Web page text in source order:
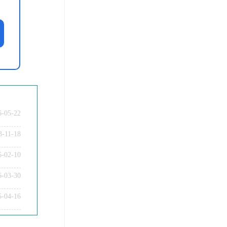
05-22
11-18
02-10
03-30
04-16
师资格证笔试科目有哪些？
师资格证面试题型考核内容？